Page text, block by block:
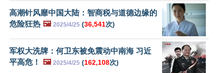
高潮针风靡中国大陆：智商税与道德边缘的
危险狂热 🖼️ 2025/4/25 (36,541次)
军权大洗牌：何卫东被免震动中南海 习近
平高危！
🖼️ 2025/4/25 (162,108次)